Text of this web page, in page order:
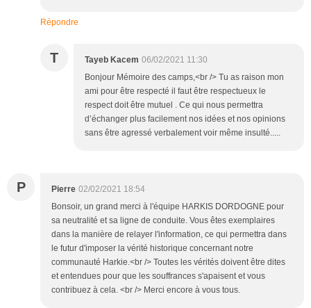
Répondre
T Tayeb Kacem 06/02/2021 11:30
Bonjour Mémoire des camps,<br /> Tu as raison mon
ami pour être respecté il faut être respectueux le
respect doit être mutuel . Ce qui nous permettra
d’échanger plus facilement nos idées et nos opinions
sans être agressé verbalement voir même insulté.....
P Pierre 02/02/2021 18:54
Bonsoir, un grand merci à l'équipe HARKIS DORDOGNE pour
sa neutralité et sa ligne de conduite. Vous êtes exemplaires
dans la manière de relayer l'information, ce qui permettra dans
le futur d'imposer la vérité historique concernant notre
communauté Harkie.<br /> Toutes les vérités doivent être dites
et entendues pour que les souffrances s'apaisent et vous
contribuez à cela. <br /> Merci encore à vous tous.